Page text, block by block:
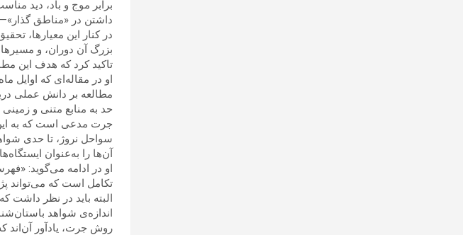
برابر موج و باد، دید
داشتن در «مناطق
در کنار این معیارها،
تاکید کرد که هدف این
مطالعه بر دانش عملی
حد به منابع متنی و زمینی
جرت مدعی است که به این
سواحل نروژ، تا حدی
آن‌ها را به‌عنوان
او در ادامه می‌گوید:
تکامل است که می‌تواند
البته باید در نظر داشت
اندازه‌ی شواهد
روش جرت، یادآور آن‌اند